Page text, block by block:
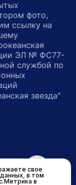
фото,
ссылку на
ЭЛ № ФС77-
службой по
звезда"
свое
в том
в